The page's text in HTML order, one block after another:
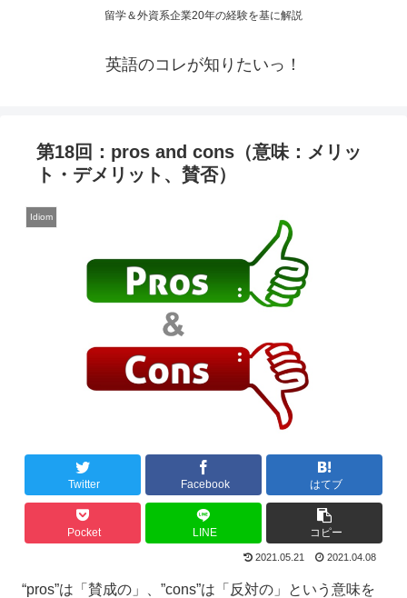
留学＆外資系企業20年の経験を基に解説
英語のコレが知りたいっ！
第18回：pros and cons（意味：メリッ
ト・デメリット、賛否）
Idiom
Twitter Facebook はてブ
Pocket LINE コピー
2021.05.21 2021.04.08
“pros”は「賛成の」、”cons”は「反対の」という意味を